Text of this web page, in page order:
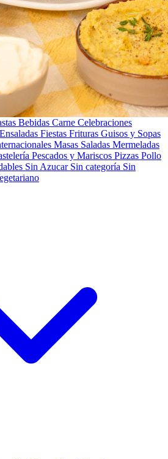
Bebidas Carne Celebraciones
Ensaladas Fiestas Frituras Guisos y Sopas
Masas Saladas Mermeladas
Pescados y Mariscos Pizzas Pollo
Sin Azucar Sin categoría Sin